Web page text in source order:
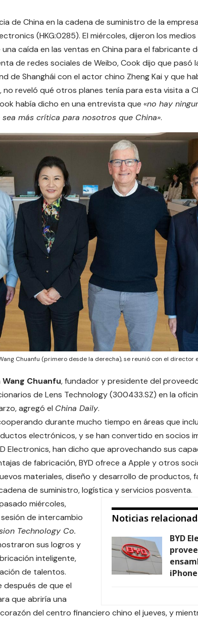
de China en la cadena de suministro de la
(HKG:0285). El miércoles, dijeron los
caída en las ventas en China para el fabricante
de redes sociales de Weibo, Cook dijo que pasó
de Shanghái con el actor chino Zheng Kai y que
no reveló qué otros planes tenía para esta visita a
había dicho en una entrevista que «no hay
más crítica para nosotros que China».
Chuanfu (primero desde la derecha), se reunió con el director
Wang Chuanfu, fundador y presidente del
de Lens Technology(300433.SZ) en la
agregó el China Daily.
durante mucho tiempo en áreas que
electrónicos, y se han convertido en socios
Electronics, han dicho que aprovechando sus
de fabricación, BYD ofrece a Apple y otros
materiales, diseño y desarrollo de productos,
de suministro, logística y servicios posventa.
Noticias
BYD
miércoles,
de intercambio
Technology Co.
sus logros y
inteligente,
de talentos.
después de que el
que abriría una
del centro financiero chino el jueves, y